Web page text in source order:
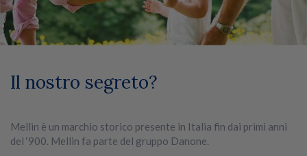
Il nostro segreto?
Mellin è un marchio storico presente in Italia fin dai primi anni
del ‘900. Mellin fa parte del gruppo Danone.